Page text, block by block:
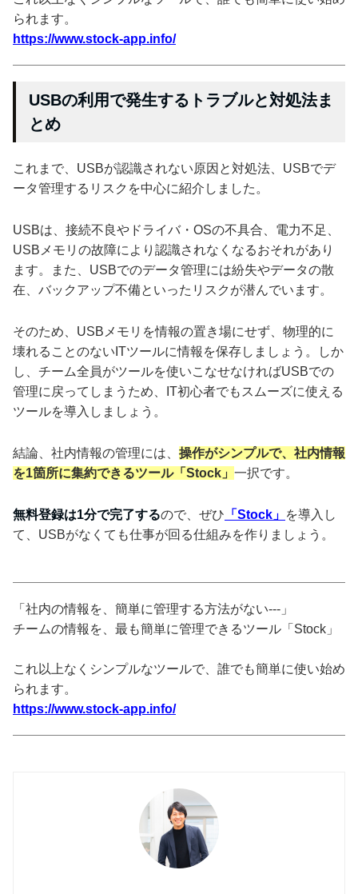
られます。
https://www.stock-app.info/
USBの利用で発生するトラブルと対処法ま
とめ
これまで、USBが認識されない原因と対処法、USBでデ
ータ管理するリスクを中心に紹介しました。
USBは、接続不良やドライバ・OSの不具合、電力不足、
USBメモリの故障により認識されなくなるおそれがあり
ます。また、USBでのデータ管理には紛失やデータの散
在、バックアップ不備といったリスクが潜んでいます。
そのため、USBメモリを情報の置き場にせず、物理的に
壊れることのないITツールに情報を保存しましょう。しか
し、チーム全員がツールを使いこなせなければUSBでの
管理に戻ってしまうため、IT初心者でもスムーズに使える
ツールを導入しましょう。
結論、社内情報の管理には、 操作がシンプルで、社内情報
を1箇所に集約できるツール「Stock」 一択です。
無料登録は1分で完了するので、ぜひ 「Stock」 を導入し
て、USBがなくても仕事が回る仕組みを作りましょう。
「社内の情報を、簡単に管理する方法がない---」
チームの情報を、最も簡単に管理できるツール「Stock」
これ以上なくシンプルなツールで、誰でも簡単に使い始め
られます。
https://www.stock-app.info/